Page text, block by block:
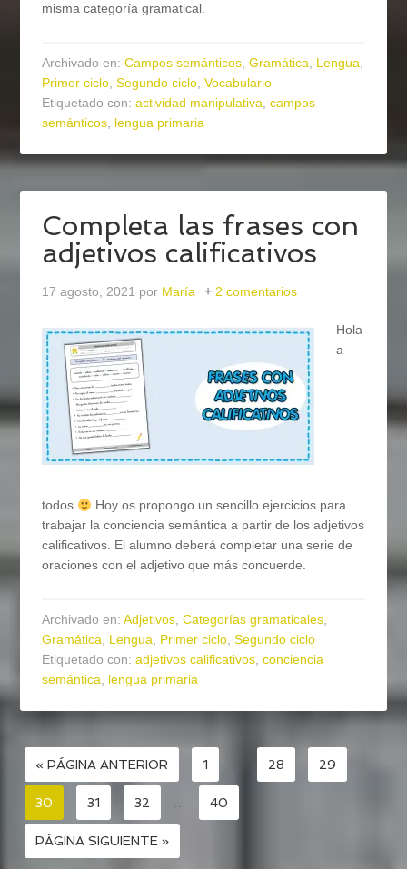
misma categoría gramatical.
Archivado en:Campos semánticos,Gramática, Lengua,
Primer ciclo,Segundo ciclo,Vocabulario
Etiquetado con:actividad manipulativa,campos
semánticos, lengua primaria
Completa las frases con
adjetivos calificativos
17 agosto, 2021 por María 2 comentarios
Hola
a
todos
Hoy os propongo un sencillo ejercicios para
trabajar la conciencia semántica a partir de los adjetivos
calificativos. El alumno deberá completar una serie de
oraciones con el adjetivo que más concuerde.
Archivado en:Adjetivos,Categorías gramaticales,
Gramática, Lengua, Primer ciclo,Segundo ciclo
Etiquetado con:adjetivos calificativos,conciencia
semántica, lengua primaria
« PÁGINA ANTERIOR 1 … 28 29
30 31 32 … 40
PÁGINA SIGUIENTE »